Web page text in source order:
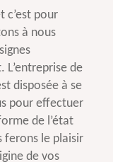
c’est pour
à nous
L’entreprise de
disposée à se
pour effectuer
de l’état
ferons le plaisir
de vos